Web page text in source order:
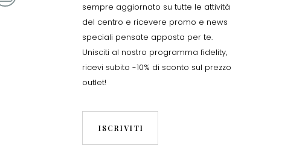
sempre aggiornato su tutte le attività
del centro e ricevere promo e news
speciali pensate apposta per te.
Unisciti al nostro programma fidelity,
ricevi subito -10% di sconto sul prezzo
outlet!
ISCRIVITI